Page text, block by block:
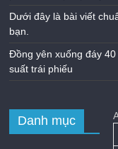
Dưới đây là bài viết
bạn.
Đồng yên xuống đáy
suất trái phiếu
Danh mục